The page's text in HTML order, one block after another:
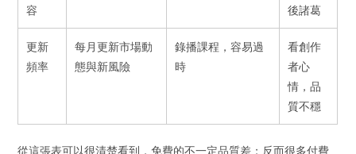
容
後諸葛
更新
頻率
每月更新市場動
態與新風險
錄播課程，容易過
時
看創作
者心
情，品
質不穩
從這張表可以很清楚看到，免費的不一定品質差；反而很多付費